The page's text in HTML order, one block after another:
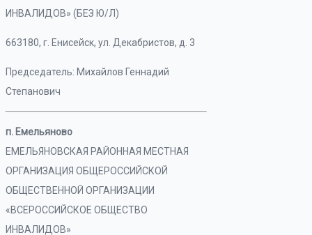
ИНВАЛИДОВ» (БЕЗ Ю/Л)
663180, г. Енисейск, ул. Декабристов, д. 3
Председатель: Михайлов Геннадий
Степанович
п. Емельяново
ЕМЕЛЬЯНОВСКАЯ РАЙОННАЯ МЕСТНАЯ
ОРГАНИЗАЦИЯ ОБЩЕРОССИЙСКОЙ
ОБЩЕСТВЕННОЙ ОРГАНИЗАЦИИ
«ВСЕРОССИЙСКОЕ ОБЩЕСТВО
ИНВАЛИДОВ»